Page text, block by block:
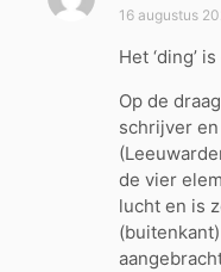
c
r
e
16 augustus
Het ‘ding’
Op de
schrijver
de vier
lucht en is